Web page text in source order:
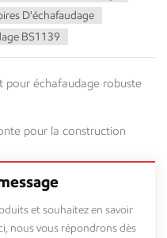
D'échafaudage
BS1139
pour échafaudage robuste
pour la construction
et souhaitez en savoir
nous vous répondrons dès